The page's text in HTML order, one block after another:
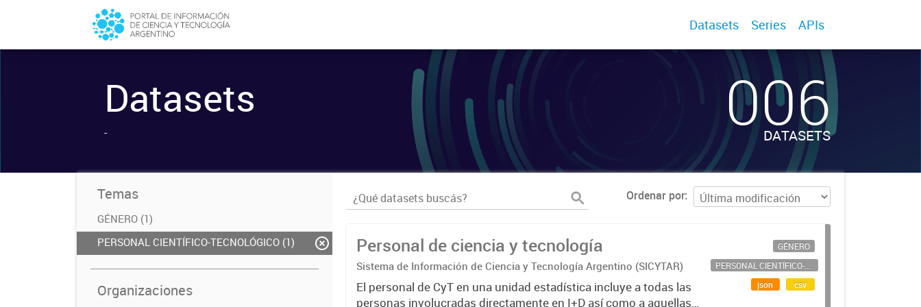
Datasets Series APIs
Datasets
- 006
DATASETS
Temas
GÉNERO (1)
PERSONAL CIENTÍFICO-TECNOLÓGICO (1)
Organizaciones
Ordenar por
Personal de ciencia y tecnología
Sistema de Información de Ciencia y Tecnología Argentino (SICYTAR)
El personal de CyT en una unidad estadística incluye a todas las
personas involucradas directamente en I+D así como a aquellas
GÉNERO
PERSONAL CIENTÍFICO-TECNOLÓGICO
json
csv